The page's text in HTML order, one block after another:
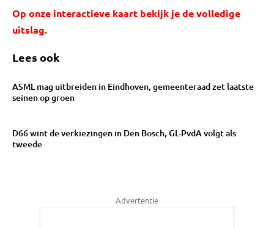
Op onze interactieve kaart bekijk je de volledige
uitslag.
Lees ook
ASML mag uitbreiden in Eindhoven, gemeenteraad zet laatste
seinen op groen
D66 wint de verkiezingen in Den Bosch, GL-PvdA volgt als
tweede
Advertentie